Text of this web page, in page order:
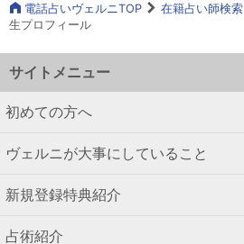
電話占いヴェルニTOP 在籍占い師検索
生プロフィール
サイトメニュー
初めての方へ
ヴェルニが大事にしていること
新規登録特典紹介
占術紹介